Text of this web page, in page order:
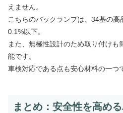
えません。
こちらのバックランプは、34基の
0.1%以下。
また、無極性設計のため取り付けも
能です。
車検対応である点も安心材料の一つ
まとめ：安全性を高め